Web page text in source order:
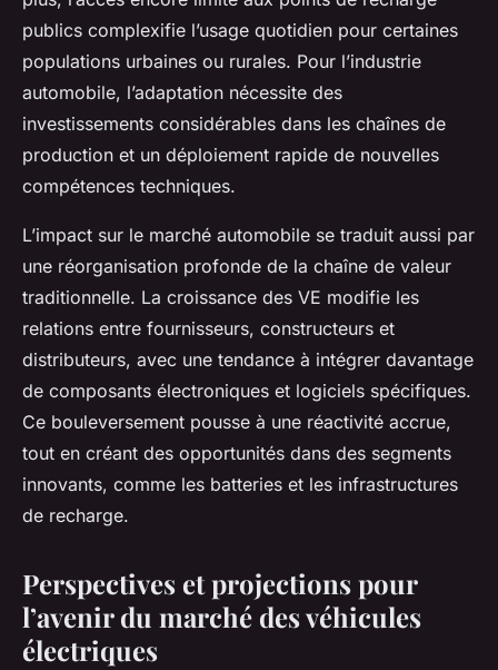
publics complexifie l’usage quotidien pour certaines
populations urbaines ou rurales. Pour l’industrie
automobile, l’adaptation nécessite des
investissements considérables dans les chaînes de
production et un déploiement rapide de nouvelles
compétences techniques.
L’impact sur le marché automobile se traduit aussi par
une réorganisation profonde de la chaîne de valeur
traditionnelle. La croissance des VE modifie les
relations entre fournisseurs, constructeurs et
distributeurs, avec une tendance à intégrer davantage
de composants électroniques et logiciels spécifiques.
Ce bouleversement pousse à une réactivité accrue,
tout en créant des opportunités dans des segments
innovants, comme les batteries et les infrastructures
de recharge.
Perspectives et projections pour
l’avenir du marché des véhicules
électriques